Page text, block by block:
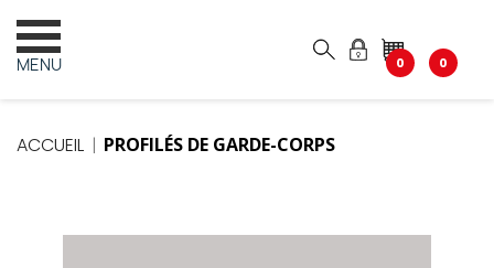
MENU 0 0
ACCUEIL PROFILÉS DE GARDE-CORPS